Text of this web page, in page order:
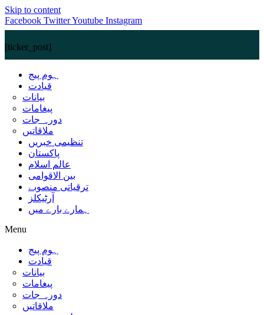
Skip to content
Facebook TwitterYoutube Instagram
[ticker_post]
ہوم پیج
قیادت
بیانات
پیغامات
دورہ جات
ملاقاتیں
تنظیمی خبریں
پاکستان
عالم اسلام
بین الاقوامی
ترقیاتی منصوبے
آرٹیکلز
ہمارے بارے میں
Menu
ہوم پیج
قیادت
بیانات
پیغامات
دورہ جات
ملاقاتیں